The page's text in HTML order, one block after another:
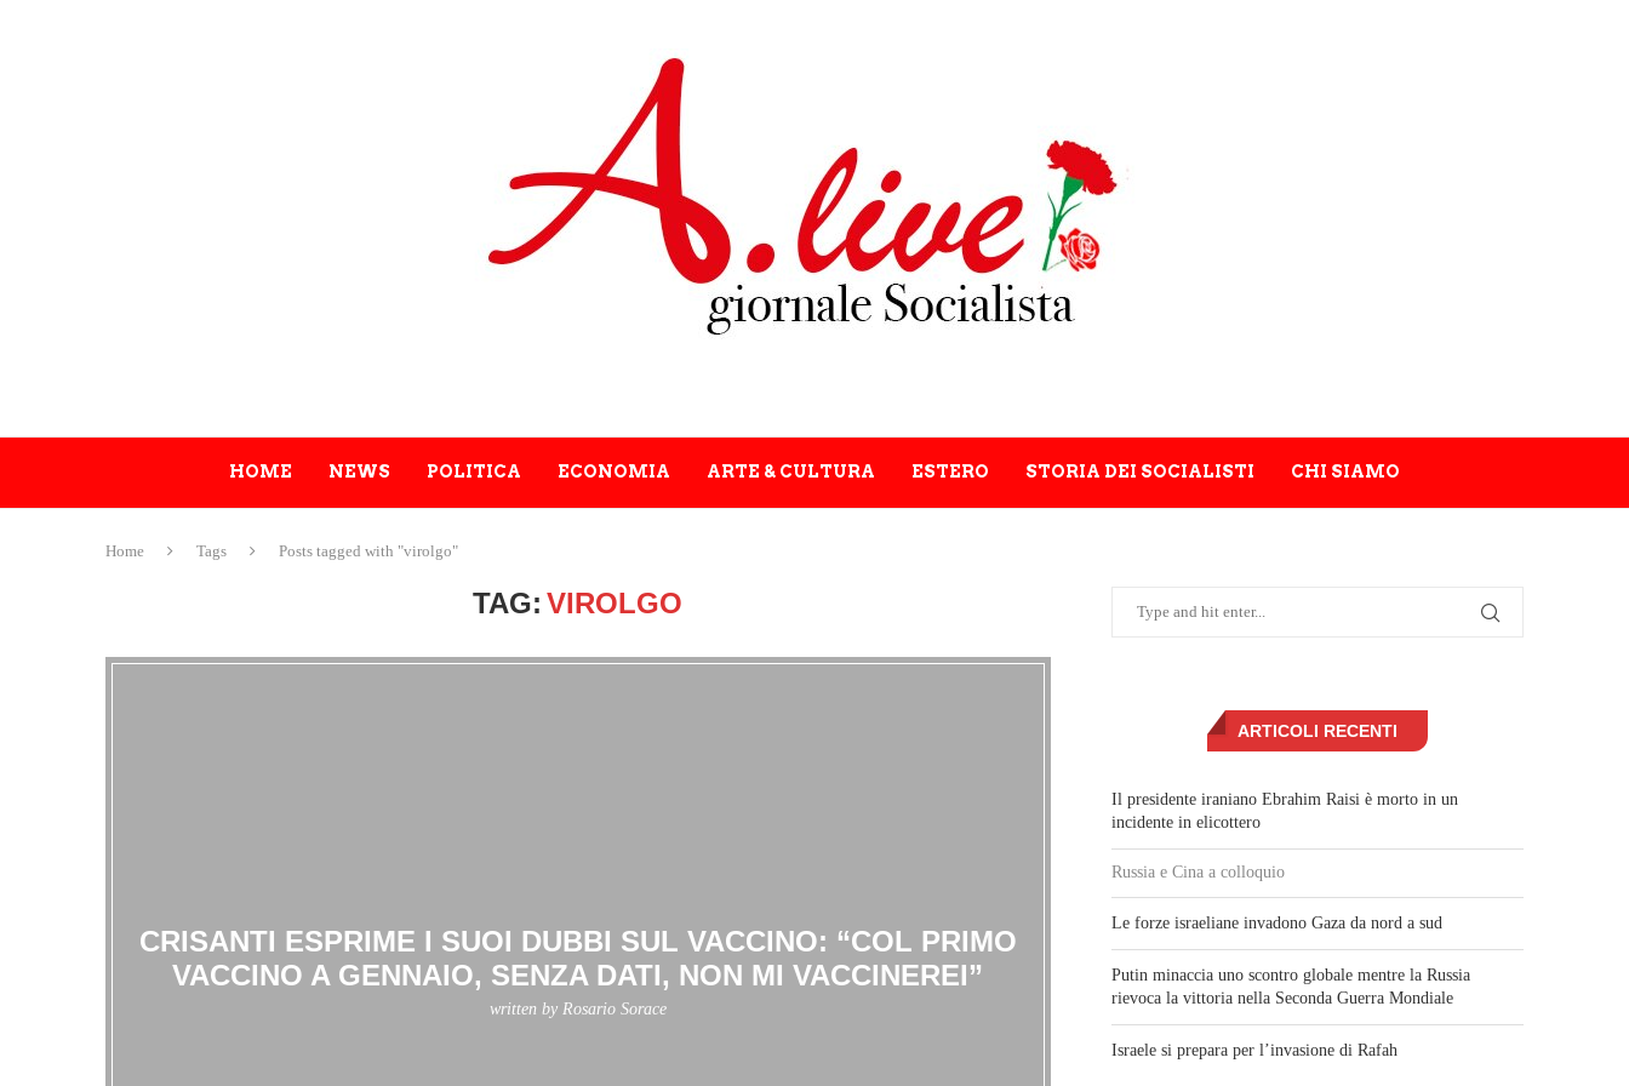
HOME NEWS POLITICA ECONOMIA ARTE & CULTURA ESTERO STORIA DEI SOCIALISTI CHI SIAMO
Home Tags Posts tagged with "virolgo"
TAG: VIROLGO
CRISANTI ESPRIME I SUOI DUBBI SUL VACCINO: “COL PRIMO
VACCINO A GENNAIO, SENZA DATI, NON MI VACCINEREI”
written by Rosario Sorace
ARTICOLI RECENTI
Il presidente iraniano Ebrahim Raisi è morto in un
incidente in elicottero
Russia e Cina a colloquio
Le forze israeliane invadono Gaza da nord a sud
Putin minaccia uno scontro globale mentre la Russia
rievoca la vittoria nella Seconda Guerra Mondiale
Israele si prepara per l’invasione di Rafah